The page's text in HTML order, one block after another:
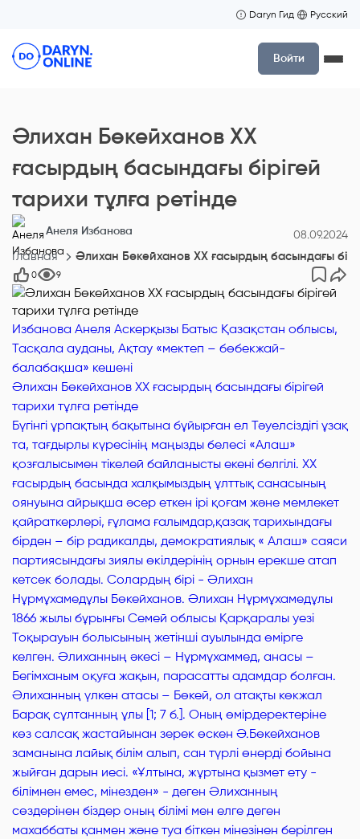
Daryn Гид Русский
Войти
Әлихан Бөкейханов ХХ
ғасырдың басындағы бірігей
тарихи тұлға ретінде
Анеля Избанова 08.09.2024
Главная Әлихан Бөкейханов ХХ ғасырдың басындағы
0 9
Избанова Анеля Аскерқызы Батыс Қазақстан облысы,
Тасқала ауданы, Ақтау «мектеп – бөбекжай-
балабақша» кешені
Әлихан Бөкейханов ХХ ғасырдың басындағы бірігей
тарихи тұлға ретінде
Бүгінгі ұрпақтың бақытына бұйырған ел Тәуелсіздігі ұзақ
та, тағдырлы күресінің маңызды белесі «Алаш»
қозғалысымен тікелей байланысты екені белгілі. XX
ғасырдың басында халқымыздың ұлттық санасының
оянуына айрықша әсер еткен ірі қоғам және мемлекет
қайраткерлері, ғұлама ғалымдар,қазақ тарихындағы
бірден – бір радикалды, демократиялық « Алаш» саяси
партиясындағы зиялы өкілдерінің орнын ерекше атап
кетсек болады. Солардың бірі - Әлихан
Нұрмұхамедұлы Бөкейханов. Әлихан Нұрмұхамедұлы
1866 жылы бұрынғы Семей облысы Қарқаралы уезі
Тоқырауын болысының жетінші ауылында өмірге
келген. Әлиханның әкесі – Нұрмұхаммед, анасы –
Бегімханым оқуға жақын, парасатты адамдар болған.
Әлиханның үлкен атасы – Бөкей, ол атақты көкжал
Барақ сұлтанның ұлы [1; 7 б.]. Оның өмірдеректеріне
көз салсақ жастайынан зерек өскен Ә.Бөкейханов
заманына лайық білім алып, сан түрлі өнерді бойына
жыйған дарын иесі. «Ұлтына, жұртына қызмет ету -
білімнен емес, мінезден» - деген Әлиханның
сөздерінен біздер оның білімі мен елге деген
махаббаты қанмен және туа біткен мінезінен берілген